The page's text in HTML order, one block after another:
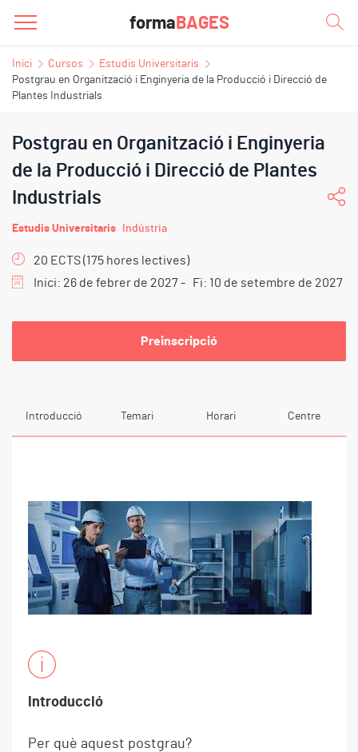
forma BAGES
Inici Cursos
Estudis Universitaris
Postgrau en Organització i Enginyeria de la Producció i Direcció de
Plantes Industrials
Postgrau en Organització i Enginyeria
de la Producció i Direcció de Plantes
Industrials
Estudis Universitaris Indústria
20 ECTS (175 hores lectives)
Inici: 26 de febrer de 2027 - Fi: 10 de setembre de 2027
Preinscripció
Introducció Temari Horari Centre
Introducció
Per què aquest postgrau?